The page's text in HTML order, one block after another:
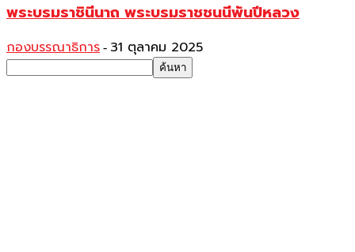
พระบรมราชินีนาถ พระบรมราชชนนีพันปีหลวง
กองบรรณาธิการ - 31 ตุลาคม 2025